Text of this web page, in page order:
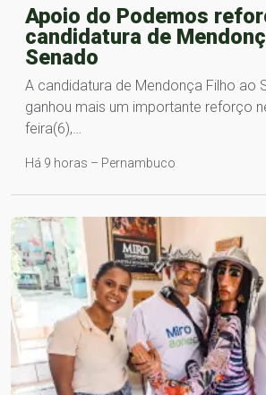
Apoio do Podemos
candidatura de
Senado
A candidatura de Mendonça Filho ao
ganhou mais um importante reforço
feira(6),…
Há 9 horas – Pernambuco